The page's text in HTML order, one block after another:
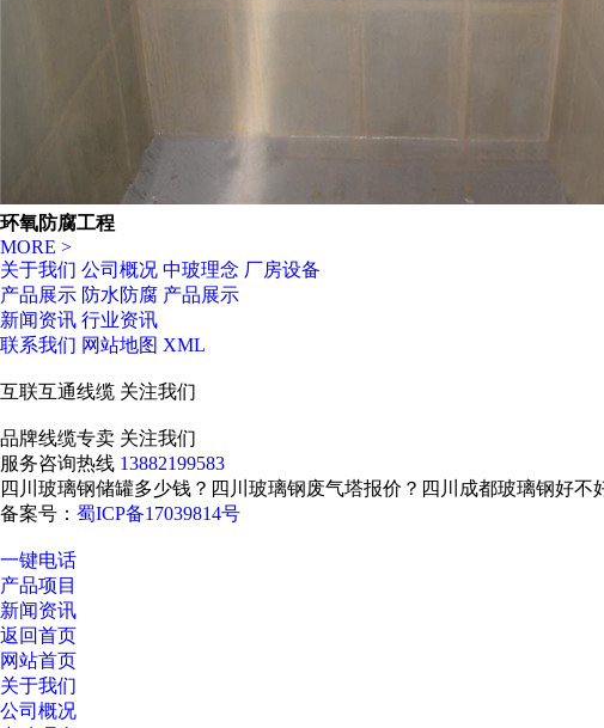
环氧防腐工程
MORE >
关于我们 公司概况 中玻理念 厂房设备
产品展示 防水防腐 产品展示
新闻资讯 行业资讯
联系我们 网站地图 XML
互联互通线缆 关注我们
品牌线缆专卖 关注我们
服务咨询热线 13882199583
四川玻璃钢储罐多少钱？四川玻璃钢废气塔报价？四川成都玻璃钢好
备案号： 蜀ICP备17039814号
一键电话
产品项目
新闻资讯
返回首页
网站首页
关于我们
公司概况